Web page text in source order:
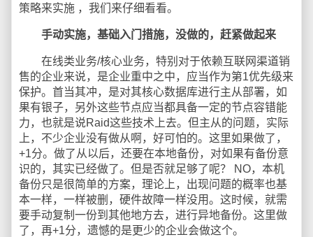
策略来实施 ，我们来仔细看看。
手动实施，基础入门措施，没做的，赶紧做起来
在线类业务/核心业务，特别对于依赖互联网渠道销
售的企业来说，是企业重中之中，应当作为第1优先级来
保护。首当其冲，是对其核心数据库进行主从部署，如
果有银子，另外这些节点应当都具备一定的节点容错能
力，也就是说Raid这些技术上去。但主从的问题，实际
上，不少企业没有做从啊，好可怕的。这里如果做了，
+1分。做了从以后，还要在本地备份，对如果有备份意
识的，其实已经做了。但是否就足够了呢？ NO，本机
备份只是很简单的方案，理论上，出现问题的概率也基
本一样，一样被删，硬件故障一样没用。这时候，就需
要手动复制一份到其他地方去，进行异地备份。这里做
了，再+1分，遗憾的是更少的企业会做这个。